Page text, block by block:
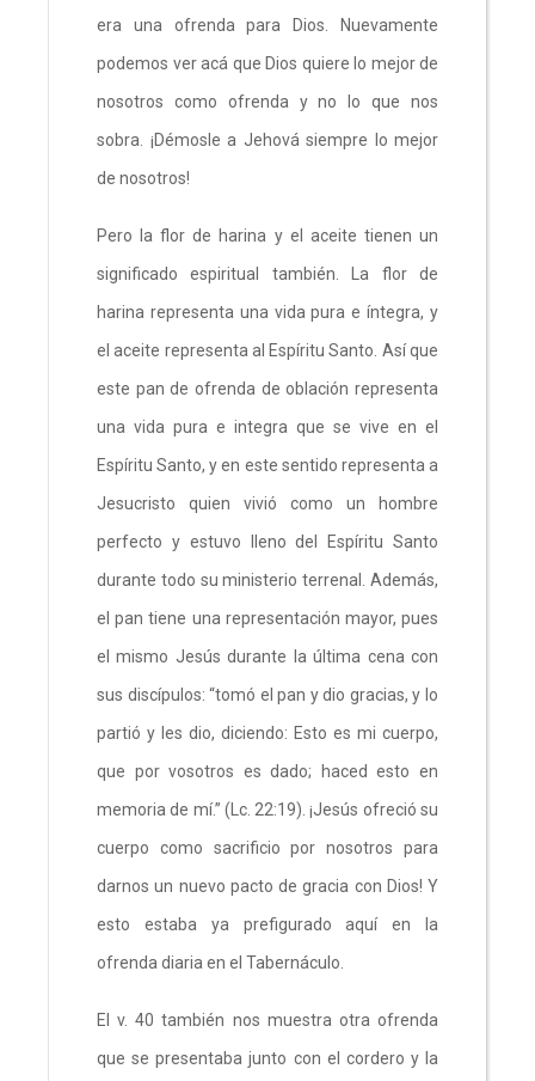
era una ofrenda para Dios. Nuevamente
podemos ver acá que Dios quiere lo mejor de
nosotros como ofrenda y no lo que nos
sobra. ¡Démosle a Jehová siempre lo mejor
de nosotros!
Pero la flor de harina y el aceite tienen un
significado espiritual también. La flor de
harina representa una vida pura e íntegra, y
el aceite representa al Espíritu Santo. Así que
este pan de ofrenda de oblación representa
una vida pura e integra que se vive en el
Espíritu Santo, y en este sentido representa a
Jesucristo quien vivió como un hombre
perfecto y estuvo lleno del Espíritu Santo
durante todo su ministerio terrenal. Además,
el pan tiene una representación mayor, pues
el mismo Jesús durante la última cena con
sus discípulos: “tomó el pan y dio gracias, y lo
partió y les dio, diciendo: Esto es mi cuerpo,
que por vosotros es dado; haced esto en
memoria de mí.” (Lc. 22:19). ¡Jesús ofreció su
cuerpo como sacrificio por nosotros para
darnos un nuevo pacto de gracia con Dios! Y
esto estaba ya prefigurado aquí en la
ofrenda diaria en el Tabernáculo.
El v. 40 también nos muestra otra ofrenda
que se presentaba junto con el cordero y la